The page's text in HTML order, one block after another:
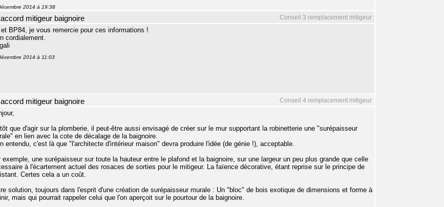
2014 à 19:38
Conseil 3 remplacement mitigeur
mitigeur baignoire
BP84, je vous remercie pour ces informations !
cordialement.
2014 à 11:03
Conseil 4 remplacement mitigeur
mitigeur baignoire
que d'agir sur la plomberie, il peut-être aussi envisagé de créer sur le mur supportant la robinetterie une "surépaisseur
en lien avec la cote de décalage de la baignoire.
entendu, c'est là que "l'architecte d'intérieur maison" devra produire l'idée (de génie !), acceptable.
exemple, une surépaisseur sur toute la hauteur entre le plafond et la baignoire, sur une largeur un peu plus grande que celle
à l'écartement actuel des rosaces de sorties pour le mitigeur. La faïence décorative, étant reprise sur le principe de
Certes cela a un coût.
solution, toujours dans l'esprit d'une création de surépaisseur murale : Un "bloc" de bois exotique de dimensions et forme à
mais qui pourrait rappeler celui que l'on aperçoit sur le pourtour de la baignoire.